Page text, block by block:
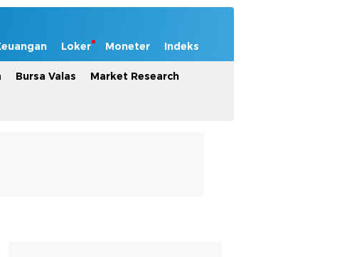
Loker Moneter Indeks
Bursa Valas Market Research